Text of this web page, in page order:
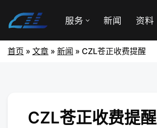
服务 新闻 资料
首页 » 文章 » 新闻 » CZL苍正收费提醒
CZL苍正收费提醒